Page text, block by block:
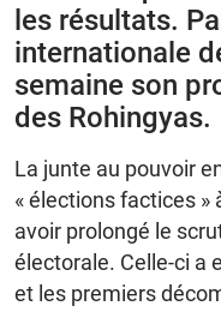
les résultats.
internationale
semaine son
des Rohingyas.
La junte au pouvoir
« élections factices
avoir prolongé le
électorale. Celle-ci a
et les premiers